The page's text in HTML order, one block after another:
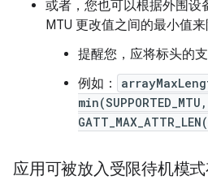
或者，您也可以根据外围设
MTU 更改值之间的最小值
提醒您，应将标头的
例如：
min(SUPPORTED_MTU,
应用可被放入受限待机模